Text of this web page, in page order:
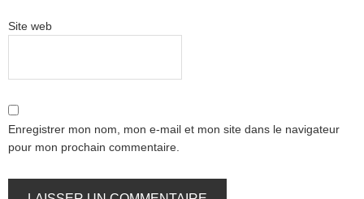
Site web
Enregistrer mon nom, mon e-mail et mon site dans le navigateur
pour mon prochain commentaire.